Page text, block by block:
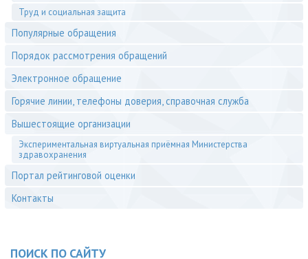
Труд и социальная защита
Популярные обращения
Порядок рассмотрения обращений
Электронное обращение
Горячие линии, телефоны доверия, справочная служба
Вышестоящие организации
Экспериментальная виртуальная приёмная Министерства
здравохранения
Портал рейтинговой оценки
Контакты
ПОИСК ПО САЙТУ